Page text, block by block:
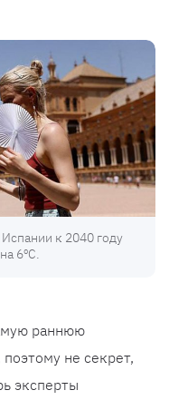
к 2040 году
6ºC.
раннюю
не секрет,
эксперты